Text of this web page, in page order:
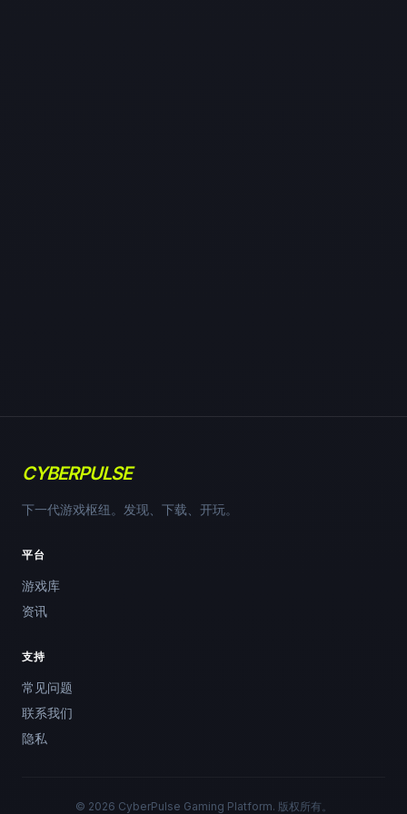
CYBERPULSE
下一代游戏枢纽。发现、下载、开玩。
平台
游戏库
资讯
支持
常见问题
联系我们
隐私
© 2026 CyberPulse Gaming Platform. 版权所有。